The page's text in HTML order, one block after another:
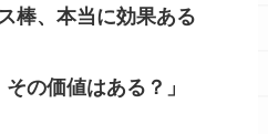
棒、本当に効果ある
の価値はある？」